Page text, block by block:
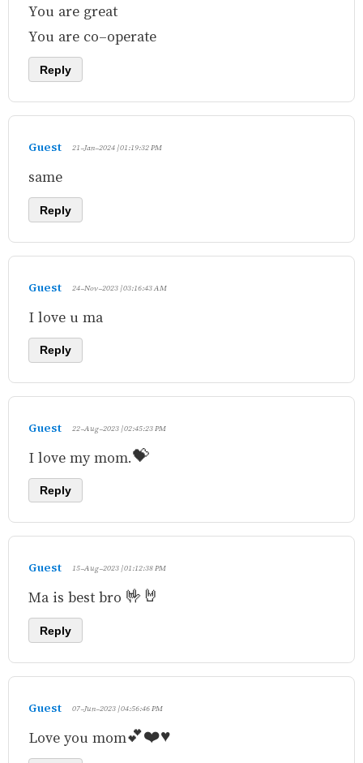
You are great
You are co-operate
Reply
Guest 21-Jan-2024 | 01:19:32 PM
same
Reply
Guest 24-Nov-2023 | 03:16:43 AM
I love u ma
Reply
Guest 22-Aug-2023 | 02:45:23 PM
I love my mom.💝
Reply
Guest 15-Aug-2023 | 01:12:38 PM
Ma is best bro 🤟🤘
Reply
Guest 07-Jun-2023 | 04:56:46 PM
Love you mom💕❤️♥️